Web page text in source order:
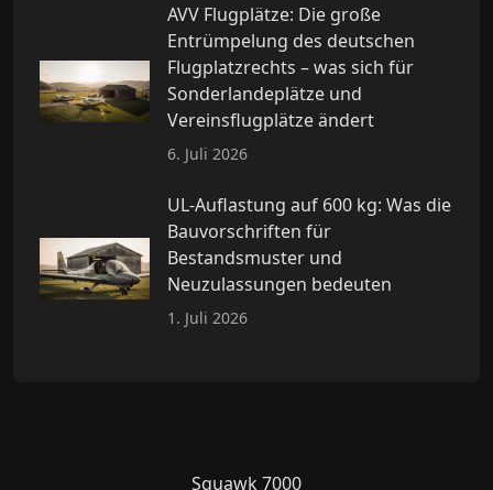
AVV Flugplätze: Die große
Entrümpelung des deutschen
Flugplatzrechts – was sich für
Sonderlandeplätze und
Vereinsflugplätze ändert
6. Juli 2026
UL-Auflastung auf 600 kg: Was die
Bauvorschriften für
Bestandsmuster und
Neuzulassungen bedeuten
1. Juli 2026
Squawk 7000